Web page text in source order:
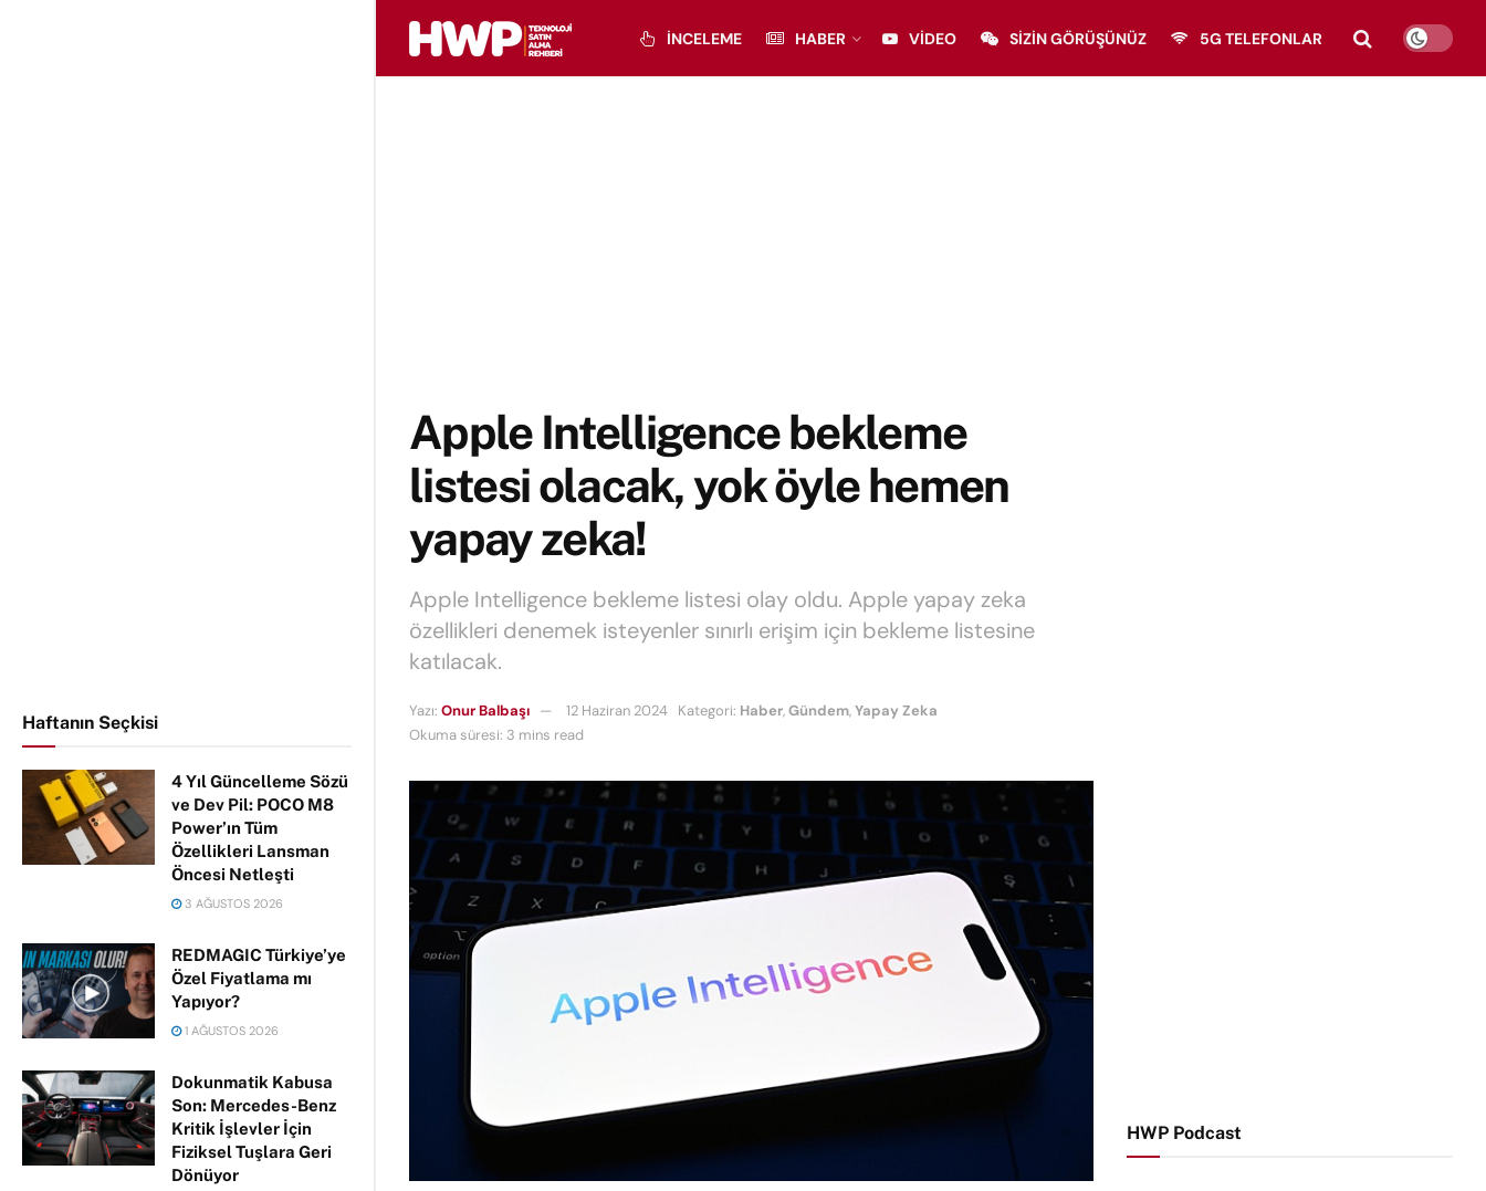
Haftanın Seçkisi
4 Yıl Güncelleme Sözü
ve Dev Pil: POCO M8
Power’ın Tüm
Özellikleri Lansman
Öncesi Netleşti
3 AĞUSTOS 2026
REDMAGIC Türkiye’ye
Özel Fiyatlama mı
Yapıyor?
1 AĞUSTOS 2026
Dokunmatik Kabusa
Son: Mercedes-Benz
Kritik İşlevler İçin
Fiziksel Tuşlara Geri
Dönüyor
İNCELEME HABER VIDEO SIZIN GÖRÜŞÜNÜZ 5G TELEFONLAR
Apple Intelligence bekleme
listesi olacak, yok öyle hemen
yapay zeka!
Apple Intelligence bekleme listesi olay oldu. Apple yapay zeka
özellikleri denemek isteyenler sınırlı erişim için bekleme listesine
katılacak.
Yazı: Onur Balbaşı 12 Haziran 2024 Kategori: Haber,Gündem,Yapay Zeka
Okuma süresi: 3 mins read
HWP Podcast